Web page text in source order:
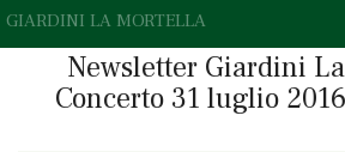
GIARDINI LA MORTELLA
Newsletter Giardini
Concerto 31 luglio